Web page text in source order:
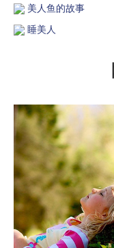
美人鱼的故事
睡美人